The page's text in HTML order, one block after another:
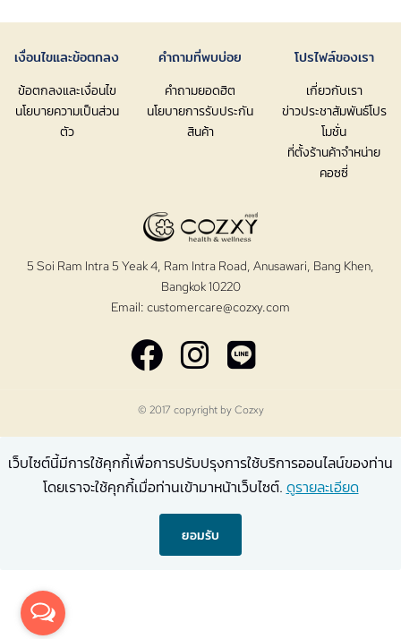
เงื่อนไขและข้อตกลง
ข้อตกลงและเงื่อนไข
นโยบายความเป็นส่วน
ตัว
คำถามที่พบบ่อย
คำถามยอดฮิต
นโยบายการรับประกัน
สินค้า
โปรไฟล์ของเรา
เกี่ยวกับเรา
ข่าวประชาสัมพันธ์โปร
โมชั่น
ที่ตั้งร้านค้าจำหน่าย
คอซซี่
5 Soi Ram Intra 5 Yeak 4, Ram Intra Road, Anusawari, Bang Khen,
Bangkok 10220
Email: customercare@cozxy.com
© 2017 copyright byCozxy
เว็บไซต์นี้มีการใช้คุกกี้เพื่อการปรับปรุงการใช้บริการออนไลน์ของท่าน
โดยเราจะใช้คุกกี้เมื่อท่านเข้ามาหน้าเว็บไซต์. ดูรายละเอียด
ยอมรับ